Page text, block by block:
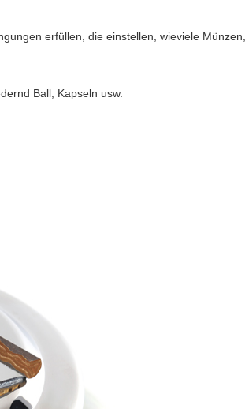
erfüllen, die einstellen, wieviele
Ball, Kapseln usw.